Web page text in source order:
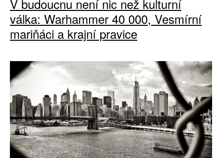
V budoucnu není nic než kulturní
válka: Warhammer 40 000, Vesmírní
mariňáci a krajní pravice